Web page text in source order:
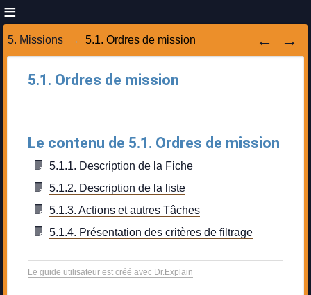
5. Missions 5.1. Ordres de mission
5.1. Ordres de mission
Le contenu de 5.1. Ordres de mission
5.1.1. Description de la Fiche
5.1.2. Description de la liste
5.1.3. Actions et autres Tâches
5.1.4. Présentation des critères de filtrage
Le guide utilisateur est créé avec Dr.Explain